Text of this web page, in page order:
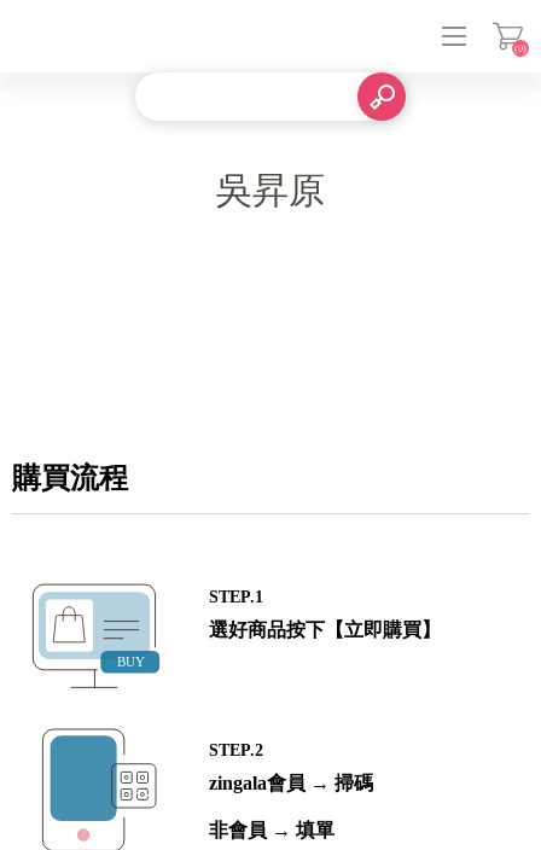
(0)
吳昇原
購買流程
STEP.1
選好商品按下【立即購買】
STEP.2
zingala會員 → 掃碼
非會員 → 填單